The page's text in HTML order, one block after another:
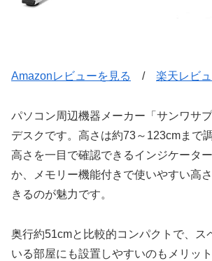
Amazonレビューを見る / 楽天レビ
パソコン周辺機器メーカー「サンワサ
デスクです。高さは約73～123cmまで
高さを一目で確認できるインジケータ
か、メモリー機能付きで使いやすい高
きるのが魅力です。
奥行約51cmと比較的コンパクトで、ス
いる部屋にも設置しやすいのもメリッ